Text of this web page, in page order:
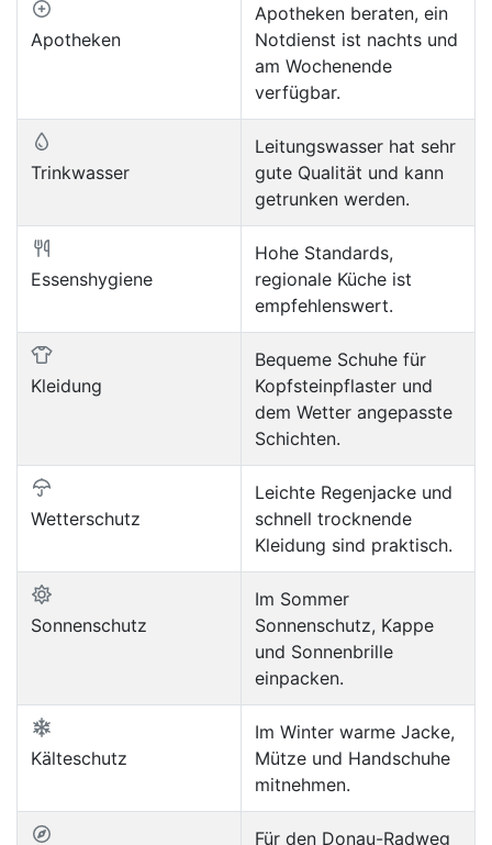
Apotheken
Apotheken beraten, ein
Notdienst ist nachts und
am Wochenende
verfügbar.
Trinkwasser
Leitungswasser hat sehr
gute Qualität und kann
getrunken werden.
Essenshygiene
Hohe Standards,
regionale Küche ist
empfehlenswert.
Kleidung
Bequeme Schuhe für
Kopfsteinpflaster und
dem Wetter angepasste
Schichten.
Wetterschutz
Leichte Regenjacke und
schnell trocknende
Kleidung sind praktisch.
Sonnenschutz
Im Sommer
Sonnenschutz, Kappe
und Sonnenbrille
einpacken.
Kälteschutz
Im Winter warme Jacke,
Mütze und Handschuhe
mitnehmen.
Für den Donau-Radweg